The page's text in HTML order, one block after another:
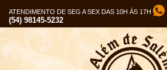
ATENDIMENTO DE SEG A SEX DAS 10H ÀS 17H
(54) 98145-5232